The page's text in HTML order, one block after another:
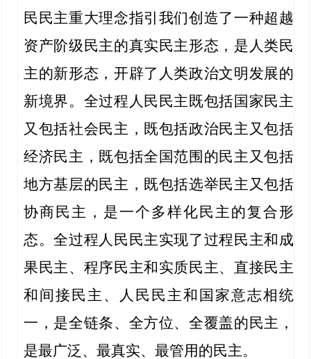
民民主重大理念指引我们创造了一种超越
资产阶级民主的真实民主形态，是人类民
主的新形态，开辟了人类政治文明发展的
新境界。全过程人民民主既包括国家民主
又包括社会民主，既包括政治民主又包括
经济民主，既包括全国范围的民主又包括
地方基层的民主，既包括选举民主又包括
协商民主，是一个多样化民主的复合形
态。全过程人民民主实现了过程民主和成
果民主、程序民主和实质民主、直接民主
和间接民主、人民民主和国家意志相统
一，是全链条、全方位、全覆盖的民主，
是最广泛、最真实、最管用的民主。